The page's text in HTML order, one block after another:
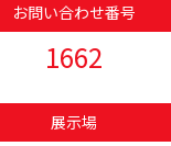
お問い合わせ番号
1662
展示場